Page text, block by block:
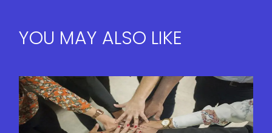
YOU MAY ALSO LIKE